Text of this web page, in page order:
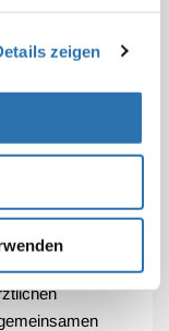
zeigen
im
des PKV-
Diese
Fragen.